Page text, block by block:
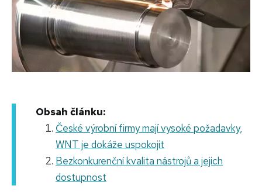
Obsah článku:
České výrobní firmy mají vysoké požadavky,
WNT je dokáže uspokojit
Bezkonkurenční kvalita nástrojů a jejich
dostupnost